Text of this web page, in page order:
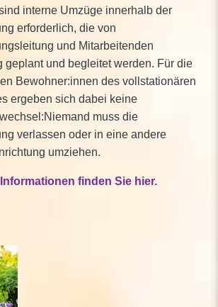
interne Umzüge innerhalb der
erforderlich, die von
und Mitarbeitenden
geplant und begleitet werden. Für die
Bewohner:innen des vollstationären
ergeben sich dabei keine
muss die
verlassen oder in eine andere
umziehen.
finden Sie hier.